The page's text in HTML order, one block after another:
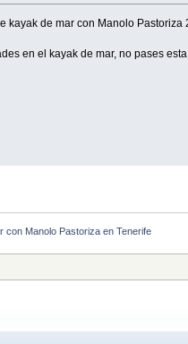
kayak de mar con Manolo Pastoriza
en el kayak de mar, no pases
con Manolo Pastoriza en Tenerife